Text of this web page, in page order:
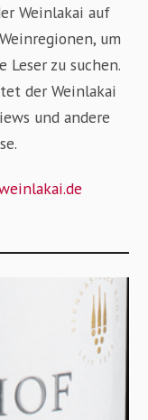
Weinlakai auf
um
zu suchen.
der Weinlakai
und andere